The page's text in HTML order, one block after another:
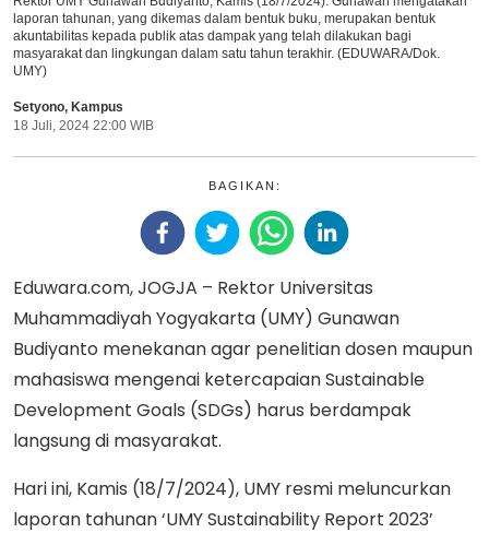
laporan tahunan, yang dikemas dalam bentuk buku, merupakan bentuk
akuntabilitas kepada publik atas dampak yang telah dilakukan bagi
masyarakat dan lingkungan dalam satu tahun terakhir. (EDUWARA/Dok.
UMY)
Setyono, Kampus
18 Juli, 2024 22:00 WIB
BAGIKAN:
Eduwara.com, JOGJA – Rektor Universitas
Muhammadiyah Yogyakarta (UMY) Gunawan
Budiyanto menekanan agar penelitian dosen maupun
mahasiswa mengenai ketercapaian Sustainable
Development Goals (SDGs) harus berdampak
langsung di masyarakat.
Hari ini, Kamis (18/7/2024), UMY resmi meluncurkan
laporan tahunan ‘UMY Sustainability Report 2023’